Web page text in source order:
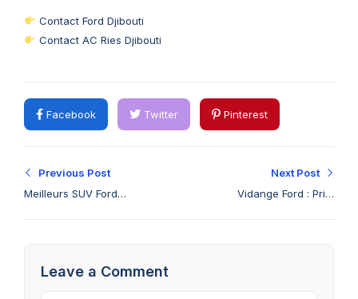
Contact Ford Djibouti
Contact AC Ries Djibouti
Facebook Twitter Pinterest
Previous Post
Meilleurs SUV Ford
Next Post
Vidange Ford : Prix,
Leave a Comment